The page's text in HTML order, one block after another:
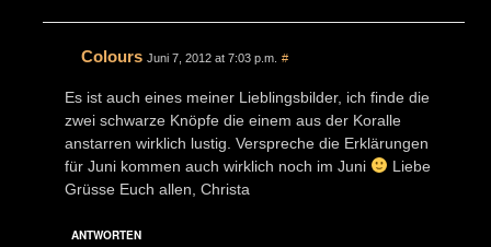
Colours Juni 7, 2012 at 7:03 p.m. #
Es ist auch eines meiner Lieblingsbilder, ich finde die
zwei schwarze Knöpfe die einem aus der Koralle
anstarren wirklich lustig. Verspreche die Erklärungen
für Juni kommen auch wirklich noch im Juni
Liebe
Grüsse Euch allen, Christa
ANTWORTEN